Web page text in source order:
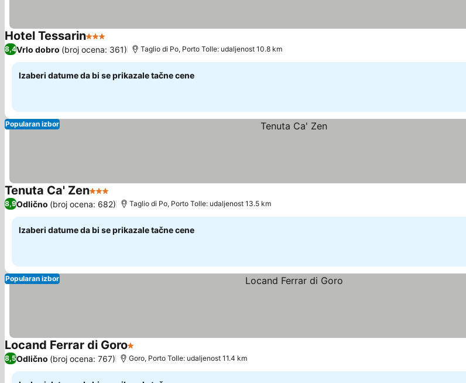
Hotel Tessarin3 ZvezdicePogledaj cene
8,4Vrlo dobro (broj ocena: 361) Taglio di Po, Porto Tolle: udaljenost 10.8 km
Izaberi datume da bi se prikazale tačne cene
Popularan izbor
Tenuta Ca' Zen3 ZvezdicePogledaj cene
8,9Odlično (broj ocena: 682) Taglio di Po, Porto Tolle: udaljenost 13.5 km
Izaberi datume da bi se prikazale tačne cene
Popularan izbor
Locand Ferrar di Goro1 Zvezdice
8,5Odlično (broj ocena: 767) Goro, Porto Tolle: udaljenost 11.4 km